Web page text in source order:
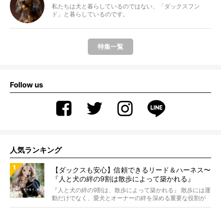
私たちは犬と暮らしているのではない、「ダックスフン
ド」と暮らしているのです。
特集一覧
Follow us
人気ランキング
【ダックスも安心】信頼できるリード＆ハーネス〜
『人と犬の絆の9割は散歩によって築かれる』
WOLFGANG MAN＆BEAST〜
『人と犬の絆の9割は、散歩によって築かれる』 散歩には運
動だけでなく、愛犬とオーナーの絆を深める重要な役割が
あ...